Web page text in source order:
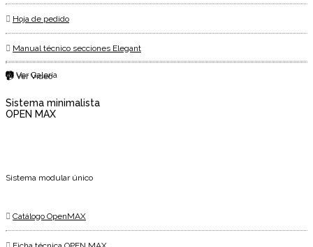
Hoja de pedido
Manual técnico secciones Elegant
📹 Ver Vídeo
📷 Ver Galería
Sistema minimalista
OPEN MAX
Sistema modular único
Catálogo OpenMAX